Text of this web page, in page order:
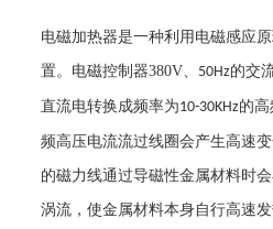
电磁加热器是一种利用电磁感应
置。电磁控制器380V、 50Hz的交
直流电转换成频率为10-30KHz的
频高压电流流过线圈会产生高速
的磁力线通过导磁性金属材料时
涡流，使金属材料本身自行高速